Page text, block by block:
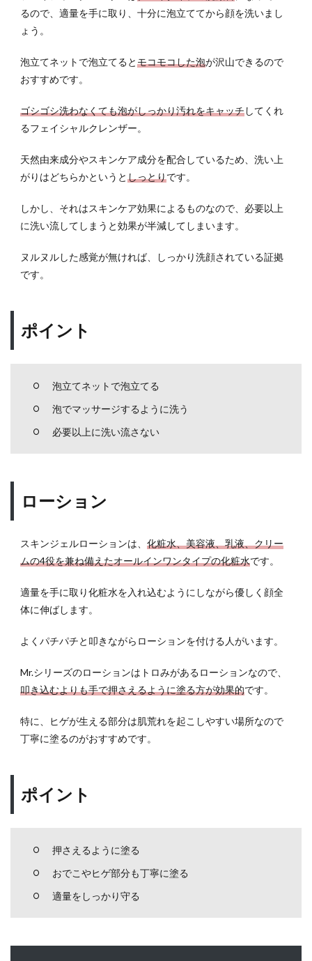
方
ンジ
ェル
ショ
ンの
6
キレ
保つ
には
を確
実に
6.2
食生
見直
な運
オル
のメ
ンズ
メ
(ミス
タ
ー)」
ーズ
まと
るので、適量を手に取り、十分に泡立ててから顔を洗いまし
ょう。
泡立てネットで泡立てるとモコモコした泡が沢山できるので
おすすめです。
ゴシゴシ洗わなくても泡がしっかり汚れをキャッチしてくれ
るフェイシャルクレンザー。
天然由来成分やスキンケア成分を配合しているため、洗い上
がりはどちらかというとしっとりです。
しかし、それはスキンケア効果によるものなので、必要以上
に洗い流してしまうと効果が半減してしまいます。
ヌルヌルした感覚が無ければ、しっかり洗顔されている証拠
です。
ポイント
泡立てネットで泡立てる
泡でマッサージするように洗う
必要以上に洗い流さない
ローション
スキンジェルローションは、 化粧水、美容液、乳液、クリー
ムの4役を兼ね備えたオールインワンタイプの化粧水です。
適量を手に取り化粧水を入れ込むようにしながら優しく顔全
体に伸ばします。
よくパチパチと叩きながらローションを付ける人がいます。
Mr.シリーズのローションはトロみがあるローションなので、
叩き込むよりも手で押さえるように塗る方が効果的です。
特に、ヒゲが生える部分は肌荒れを起こしやすい場所なので
丁寧に塗るのがおすすめです。
ポイント
押さえるように塗る
おでこやヒゲ部分も丁寧に塗る
適量をしっかり守る